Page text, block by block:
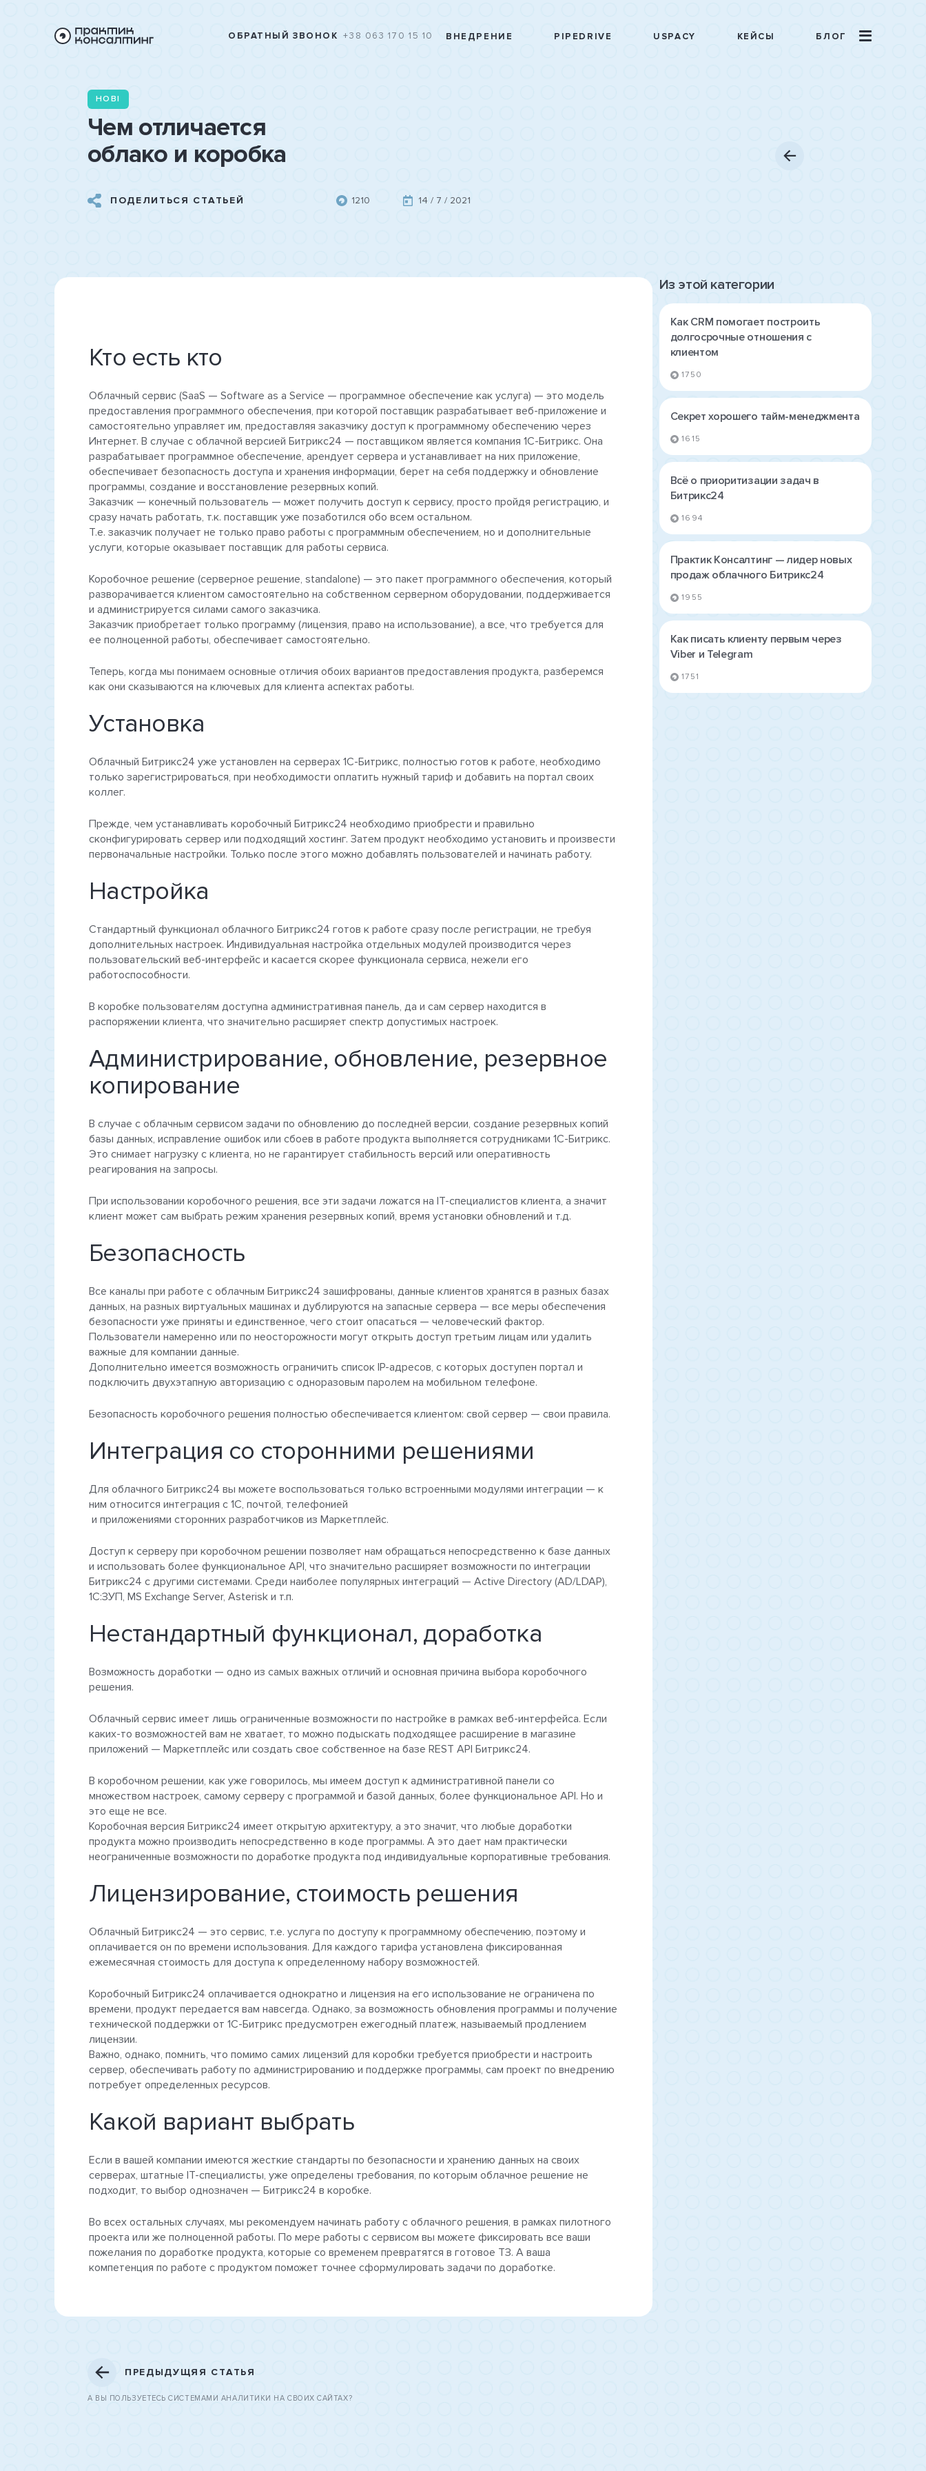
ОБРАТНЫЙ ЗВОНОК +38 063 170 15 10 ВНЕДРЕНИЕ PIPEDRIVE USPACY КЕЙСЫ БЛОГ
НОВІ
Чем отличается
облако и коробка
ПОДЕЛИТЬСЯ СТАТЬЕЙ 1210 14 / 7 / 2021
Кто есть кто
Облачный сервис (SaaS — Software as a Service — программное обеспечение как услуга) — это модель
предоставления программного обеспечения, при которой поставщик разрабатывает веб-приложение и
самостоятельно управляет им, предоставляя заказчику доступ к программному обеспечению через
Интернет. В случае с облачной версией Битрикс24 — поставщиком является компания 1С-Битрикс. Она
разрабатывает программное обеспечение, арендует сервера и устанавливает на них приложение,
обеспечивает безопасность доступа и хранения информации, берет на себя поддержку и обновление
программы, создание и восстановление резервных копий.
Заказчик — конечный пользователь — может получить доступ к сервису, просто пройдя регистрацию, и
сразу начать работать, т.к. поставщик уже позаботился обо всем остальном.
Т.е. заказчик получает не только право работы с программным обеспечением, но и дополнительные
услуги, которые оказывает поставщик для работы сервиса.
Коробочное решение (серверное решение, standalone) — это пакет программного обеспечения, который
разворачивается клиентом самостоятельно на собственном серверном оборудовании, поддерживается
и администрируется силами самого заказчика.
Заказчик приобретает только программу (лицензия, право на использование), а все, что требуется для
ее полноценной работы, обеспечивает самостоятельно.
Теперь, когда мы понимаем основные отличия обоих вариантов предоставления продукта, разберемся
как они сказываются на ключевых для клиента аспектах работы.
Установка
Облачный Битрикс24 уже установлен на серверах 1С-Битрикс, полностью готов к работе, необходимо
только зарегистрироваться, при необходимости оплатить нужный тариф и добавить на портал своих
коллег.
Прежде, чем устанавливать коробочный Битрикс24 необходимо приобрести и правильно
сконфигурировать сервер или подходящий хостинг. Затем продукт необходимо установить и произвести
первоначальные настройки. Только после этого можно добавлять пользователей и начинать работу.
Настройка
Стандартный функционал облачного Битрикс24 готов к работе сразу после регистрации, не требуя
дополнительных настроек. Индивидуальная настройка отдельных модулей производится через
пользовательский веб-интерфейс и касается скорее функционала сервиса, нежели его
работоспособности.
В коробке пользователям доступна административная панель, да и сам сервер находится в
распоряжении клиента, что значительно расширяет спектр допустимых настроек.
Администрирование, обновление, резервное
копирование
В случае с облачным сервисом задачи по обновлению до последней версии, создание резервных копий
базы данных, исправление ошибок или сбоев в работе продукта выполняется сотрудниками 1С-Битрикс.
Это снимает нагрузку с клиента, но не гарантирует стабильность версий или оперативность
реагирования на запросы.
При использовании коробочного решения, все эти задачи ложатся на IT-специалистов клиента, а значит
клиент может сам выбрать режим хранения резервных копий, время установки обновлений и т.д.
Безопасность
Все каналы при работе с облачным Битрикс24 зашифрованы, данные клиентов хранятся в разных базах
данных, на разных виртуальных машинах и дублируются на запасные сервера — все меры обеспечения
безопасности уже приняты и единственное, чего стоит опасаться — человеческий фактор.
Пользователи намеренно или по неосторожности могут открыть доступ третьим лицам или удалить
важные для компании данные.
Дополнительно имеется возможность ограничить список IP-адресов, с которых доступен портал и
подключить двухэтапную авторизацию с одноразовым паролем на мобильном телефоне.
Безопасность коробочного решения полностью обеспечивается клиентом: свой сервер — свои правила.
Интеграция со сторонними решениями
Для облачного Битрикс24 вы можете воспользоваться только встроенными модулями интеграции — к
ним относится интеграция с 1С, почтой, телефонией
и приложениями сторонних разработчиков из Маркетплейс.
Доступ к серверу при коробочном решении позволяет нам обращаться непосредственно к базе данных
и использовать более функциональное API, что значительно расширяет возможности по интеграции
Битрикс24 с другими системами. Среди наиболее популярных интеграций — Active Directory (AD/LDAP),
1С:ЗУП, MS Exchange Server, Asterisk и т.п.
Нестандартный функционал, доработка
Возможность доработки — одно из самых важных отличий и основная причина выбора коробочного
решения.
Облачный сервис имеет лишь ограниченные возможности по настройке в рамках веб-интерфейса. Если
каких-то возможностей вам не хватает, то можно подыскать подходящее расширение в магазине
приложений — Маркетплейс или создать свое собственное на базе REST API Битрикс24.
В коробочном решении, как уже говорилось, мы имеем доступ к административной панели со
множеством настроек, самому серверу с программой и базой данных, более функциональное API. Но и
это еще не все.
Коробочная версия Битрикс24 имеет открытую архитектуру, а это значит, что любые доработки
продукта можно производить непосредственно в коде программы. А это дает нам практически
неограниченные возможности по доработке продукта под индивидуальные корпоративные требования.
Лицензирование, стоимость решения
Облачный Битрикс24 — это сервис, т.е. услуга по доступу к программному обеспечению, поэтому и
оплачивается он по времени использования. Для каждого тарифа установлена фиксированная
ежемесячная стоимость для доступа к определенному набору возможностей.
Коробочный Битрикс24 оплачивается однократно и лицензия на его использование не ограничена по
времени, продукт передается вам навсегда. Однако, за возможность обновления программы и получение
технической поддержки от 1С-Битрикс предусмотрен ежегодный платеж, называемый продлением
лицензии.
Важно, однако, помнить, что помимо самих лицензий для коробки требуется приобрести и настроить
сервер, обеспечивать работу по администрированию и поддержке программы, сам проект по внедрению
потребует определенных ресурсов.
Какой вариант выбрать
Если в вашей компании имеются жесткие стандарты по безопасности и хранению данных на своих
серверах, штатные IT-специалисты, уже определены требования, по которым облачное решение не
подходит, то выбор однозначен — Битрикс24 в коробке.
Во всех остальных случаях, мы рекомендуем начинать работу с облачного решения, в рамках пилотного
проекта или же полноценной работы. По мере работы с сервисом вы можете фиксировать все ваши
пожелания по доработке продукта, которые со временем превратятся в готовое ТЗ. А ваша
компетенция по работе с продуктом поможет точнее сформулировать задачи по доработке.
Из этой категории
Как СRM помогает построить
долгосрочные отношения с
клиентом
1750
Секрет хорошего тайм-менеджмента
1615
Всё о приоритизации задач в
Битрикс24
1694
Практик Консалтинг — лидер новых
продаж облачного Битрикс24
1955
Как писать клиенту первым через
Viber и Telegram
1751
ПРЕДЫДУЩЯЯ СТАТЬЯ
А ВЫ ПОЛЬЗУЕТЕСЬ СИСТЕМАМИ АНАЛИТИКИ НА СВОИХ САЙТАХ?